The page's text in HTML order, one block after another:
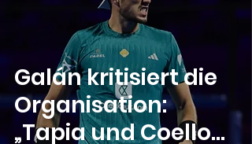
Galán kritisiert die
Organisation:
„Tapia und Coello